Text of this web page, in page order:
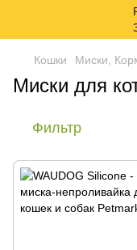
Кошки Миски,
Миски для
Фильтр